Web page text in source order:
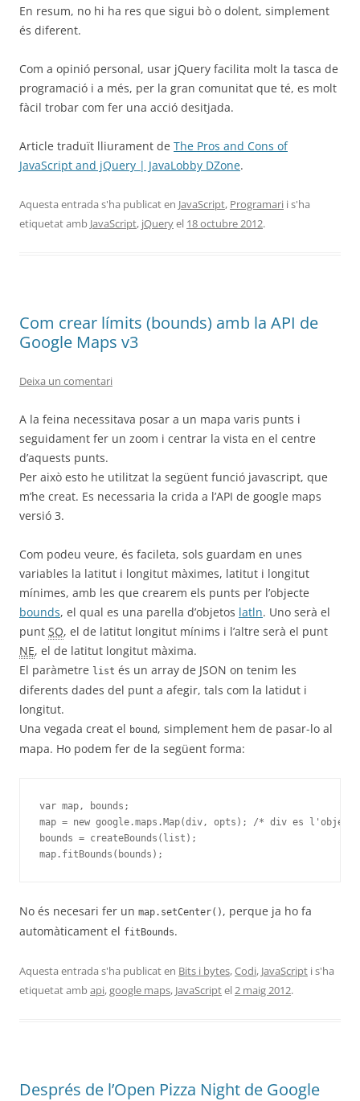
En resum, no hi ha res que sigui bò o dolent, simplement
és diferent.
Com a opinió personal, usar jQuery facilita molt la tasca de
programació i a més, per la gran comunitat que té, es molt
fàcil trobar com fer una acció desitjada.
Article traduït lliurament de The Pros and Cons of
JavaScript and jQuery | JavaLobby DZone.
Aquesta entrada s'ha publicat en JavaScript, Programari i s'ha
etiquetat amb JavaScript, jQueryel 18 octubre 2012.
Com crear límits (bounds) amb la API de
Google Maps v3
Deixa un comentari
A la feina necessitava posar a un mapa varis punts i
seguidament fer un zoom i centrar la vista en el centre
d’aquests punts.
Per això esto he utilitzat la següent funció javascript, que
m’he creat. Es necessaria la crida a l’API de google maps
versió 3.
Com podeu veure, és facileta, sols guardam en unes
variables la latitut i longitut màximes, latitut i longitut
mínimes, amb les que crearem els punts per l’objecte
bounds, el qual es una parella d’objetos latln. Uno serà el
punt SO, el de latitut longitut mínims i l’altre serà el punt
NE, el de latitut longitut màxima.
El paràmetre list és un array de JSON on tenim les
diferents dades del punt a afegir, tals com la latidut i
longitut.
Una vegada creat el bound , simplement hem de pasar-lo al
mapa. Ho podem fer de la següent forma:
var map, bounds;
map = new google.maps.Map(div, opts); /* div es
bounds = createBounds(list);
map.fitBounds(bounds);
No és necesari fer un map.setCenter() , perque ja ho fa
automàticament el fitBounds.
Aquesta entrada s'ha publicat en Bits i bytes,Codi, JavaScript i s'ha
etiquetat ambapi,google maps, JavaScriptel2 maig 2012.
Després de l’Open Pizza Night de Google